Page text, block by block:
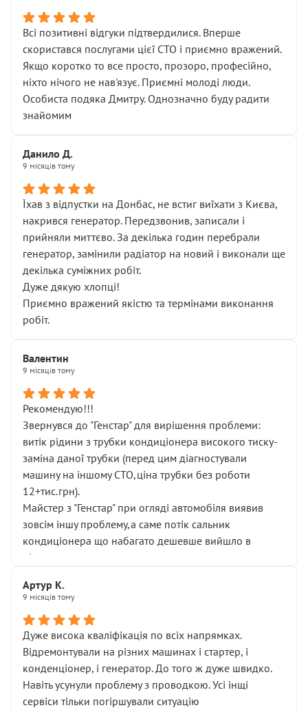
Всі позитивні відгуки підтвердилися. Вперше
скористався послугами цієї СТО і приємно вражений.
Якщо коротко то все просто, прозоро, професійно,
ніхто нічого не нав'язує. Приємні молоді люди.
Особиста подяка Дмитру. Однозначно буду радити
знайомим
Данило Д.
9 місяців тому
Їхав з відпустки на Донбас, не встиг виїхати з Києва,
накрився генератор. Передзвонив, записали і
прийняли миттєво. За декілька годин перебрали
генератор, замінили радіатор на новий і виконали ще
декілька суміжних робіт.
Дуже дякую хлопці!
Приємно вражений якістю та термінами виконання
робіт.
Валентин
9 місяців тому
Рекомендую!!!
Звернувся до "Генстар" для вирішення проблеми:
витік рідини з трубки кондиціонера високого тиску-
заміна даної трубки (перед цим діагностували
машину на іншому СТО,ціна трубки без роботи
12+тис.грн).
Майстер з "Генстар" при огляді автомобіля виявив
зовсім іншу проблему,а саме потік сальник
кондиціонера що набагато дешевше вийшло в
підсумку.
Артур К.
9 місяців тому
Дуже висока кваліфікація по всіх напрямках.
Відремонтували на різних машинах і стартер, і
конденціонер, і генератор. До того ж дуже швидко.
Навіть усунули проблему з проводкою. Усі інщі
сервіси тільки погіршували ситуацію